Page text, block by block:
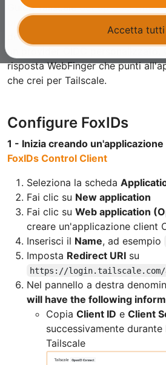
Guida TailscaleSet up SSO with
provider
. Tailscale richiede la
del dominio tramite
WebFinger
un provider OIDC personalizzato.
risposta WebFinger che punti
che crei per Tailscale.
Configure FoxIDs
1 - Inizia creando
FoxIDs Control Client
Seleziona la scheda
Fai clic su New application
Fai clic su Web application
creare un'applicazione client
Inserisci il Name, ad esempio
Imposta Redirect URI su
https://login.tailscale.com/
Nel pannello a destra
will have the following
Copia Client ID e Client
successivamente
Tailscale
Accetta tutti